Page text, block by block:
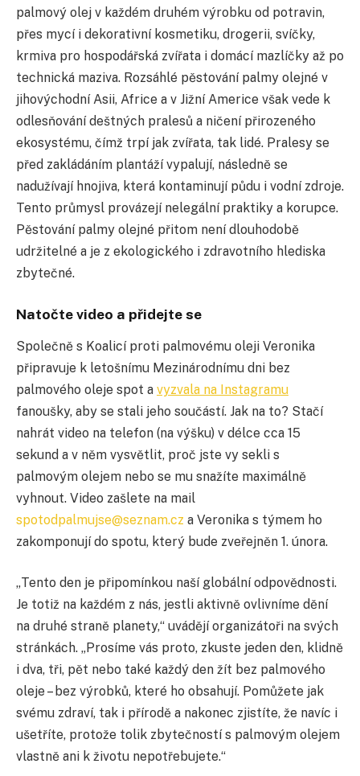
palmový olej v každém druhém výrobku od potravin,
přes mycí i dekorativní kosmetiku, drogerii, svíčky,
krmiva pro hospodářská zvířata i domácí mazlíčky až po
technická maziva. Rozsáhlé pěstování palmy olejné v
jihovýchodní Asii, Africe a v Jižní Americe však vede k
odlesňování deštných pralesů a ničení přirozeného
ekosystému, čímž trpí jak zvířata, tak lidé. Pralesy se
před zakládáním plantáží vypalují, následně se
nadužívají hnojiva, která kontaminují půdu i vodní zdroje.
Tento průmysl provázejí nelegální praktiky a korupce.
Pěstování palmy olejné přitom není dlouhodobě
udržitelné a je z ekologického i zdravotního hlediska
zbytečné.
Natočte video a přidejte se
Společně s Koalicí proti palmovému oleji Veronika
připravuje k letošnímu Mezinárodnímu dni bez
palmového oleje spot a vyzvala na Instagramu
fanoušky, aby se stali jeho součástí. Jak na to? Stačí
nahrát video na telefon (na výšku) v délce cca 15
sekund a v něm vysvětlit, proč jste vy sekli s
palmovým olejem nebo se mu snažíte maximálně
vyhnout. Video zašlete na mail
spotodpalmujse@seznam.cz a Veronika s týmem ho
zakomponují do spotu, který bude zveřejněn 1. února.
„Tento den je připomínkou naší globální odpovědnosti.
Je totiž na každém z nás, jestli aktivně ovlivníme dění
na druhé straně planety,“ uvádějí organizátoři na svých
stránkách. „Prosíme vás proto, zkuste jeden den, klidně
i dva, tři, pět nebo také každý den žít bez palmového
oleje – bez výrobků, které ho obsahují. Pomůžete jak
svému zdraví, tak i přírodě a nakonec zjistíte, že navíc i
ušetříte, protože tolik zbytečností s palmovým olejem
vlastně ani k životu nepotřebujete.“